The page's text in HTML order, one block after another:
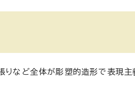
りなど全体が彫塑的造形で表現主